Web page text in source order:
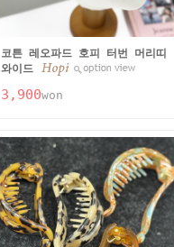
코튼 레오파드 호피 터번 머리띠
와이드
3,900won